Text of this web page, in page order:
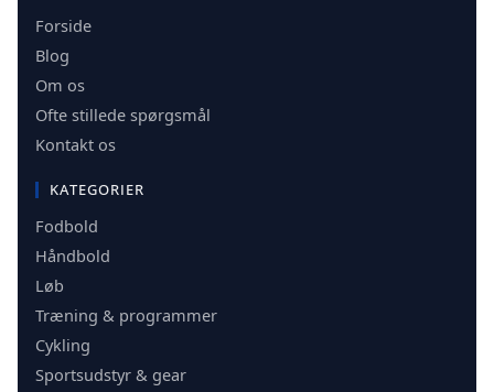
Forside
Blog
Om os
Ofte stillede spørgsmål
Kontakt os
KATEGORIER
Fodbold
Håndbold
Løb
Træning & programmer
Cykling
Sportsudstyr & gear